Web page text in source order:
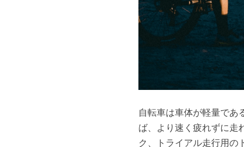
自転車は車体が軽量であ
ば、より速く疲れずに走
ク、トライアル走行用の